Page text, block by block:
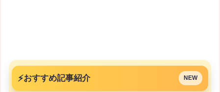
⚡おすすめ記事紹介 NEW